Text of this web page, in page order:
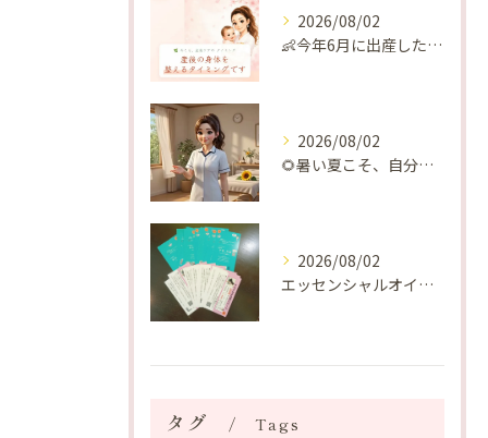
2026/08/02
👶今年6月に出産したママへ♡
2026/08/02
🌻暑い夏こそ、自分の身体を整える時間を♡
2026/08/02
エッセンシャルオイルプレゼントご当選番号発表 2026年8月
タグ Tags